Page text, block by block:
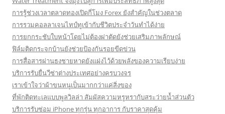
การรู้ช่วงเวลาตลาดทองเปิดกี่โมง Forex ยังสำคัญในช่วงตลาด
การรวมคอลลาเจนไทป์ทูเข้ากับชีวิตประจำวันทำได้ง่าย
การยกกระชับใบหน้าโดยไม่ต้องผ่าตัดยังช่วยเสริมภาพลักษณ์
ฟิล์มติดกระจกบ้านยังช่วยป้องกันรอยขีดข่วน
การสื่อสารผ่านธงชายหาดยังแฝงไว้ด้วยพลังของความเรียบง่าย
บริการรับยื่นวีซ่าต่างประเทศอย่างครบวงจร
เราเข้าใจว่าผ้าขนหนูเป็นมากกว่าแค่สิ่งของ
ที่พักติดทะเลแบบพูลวิลล่า สัมผัสความหรูหรากับสระว่ายน้ำส่วนตัว
บริการรับซ่อม iPhone ทุกรุ่น ทุกอาการ กับราคาสุดคุ้ม